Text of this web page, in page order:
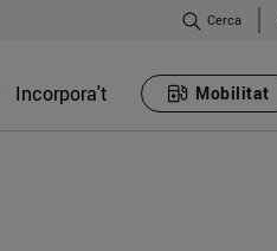
Cerca
Incorpora't Mobilitat